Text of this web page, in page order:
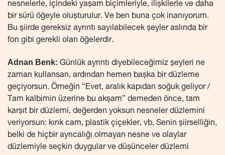
nesnelerle, içindeki yaşam biçimleriyle, ilişkilerle ve daha
bir sürü öğeyle oluşturulur. Ve ben buna çok inanıyorum.
Bu şiirde gereksiz ayrıntı sayılabilecek şeyler aslında bir
fon gibi gerekli olan öğelerdir.
Adnan Benk: Günlük ayrıntı diyebileceğimiz şeyleri ne
zaman kullansan, ardından hemen başka bir düzleme
geçiyorsun. Örneğin “Evet, aralık kapıdan soğuk geliyor /
Tam kalbimin üzerine bu akşam” demeden önce, tam
karşıt bir düzlemi, değerden yoksun nesneler düzlemini
veriyorsun: kırık cam, plastik çiçekler, vb. Senin şiirselliğin,
belki de hiçbir ayrıcalığı olmayan nesne ve olaylar
düzlemiyle seçkin duygular ve düşünceler düzlemi